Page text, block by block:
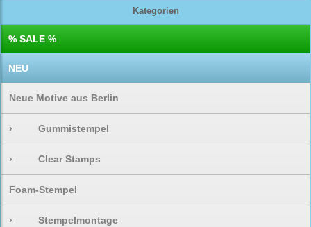
Kategorien
% SALE %
NEU
Neue Motive aus Berlin
› Gummistempel
› Clear Stamps
Foam-Stempel
› Stempelmontage